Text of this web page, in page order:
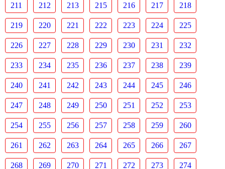
211 212 213 215 216 217 218
219 220 221 222 223 224 225
226 227 228 229 230 231 232
233 234 235 236 237 238 239
240 241 242 243 244 245 246
247 248 249 250 251 252 253
254 255 256 257 258 259 260
261 262 263 264 265 266 267
268 269 270 271 272 273 274